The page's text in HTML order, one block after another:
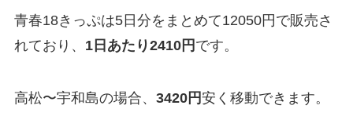
青春18きっぷは5日分をまとめて12050円で販売さ
れており、 1日あたり2410円 です。
高松〜宇和島の場合、 3420円安く移動できます。